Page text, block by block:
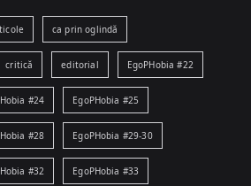
ca prin oglindă
critică editorial EgoPHobia #22
#24 EgoPHobia #25
#28 EgoPHobia #29-30
#32 EgoPHobia #33